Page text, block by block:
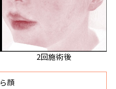
2回施術後
顔